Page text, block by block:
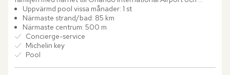
inbjudande cykelvägar. Hotellet erbjuder en färgsprakande...
Uppvärmd pool vissa månader: 1 st
Närmaste strand/bad: 85 km
Närmaste centrum: 500 m
Concierge-service
Michelin key
Pool